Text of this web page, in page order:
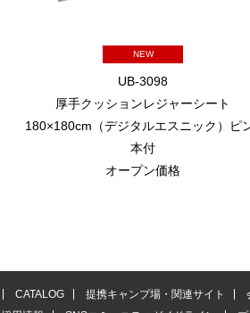
NEW
UB-3098
厚手クッションレジャーシート
180×180cm（デジタルエスニック）ピ
本付
オープン価格
CATALOG 提携キャンプ場・関連サイト